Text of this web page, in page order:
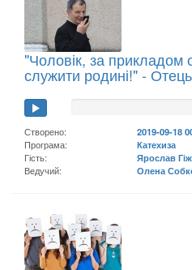
"Чоловік, за
служити родині!" -
Створено:
2019-09-18
Програма:
Катехиза
Гість:
Ярослав
Ведучий:
Олена